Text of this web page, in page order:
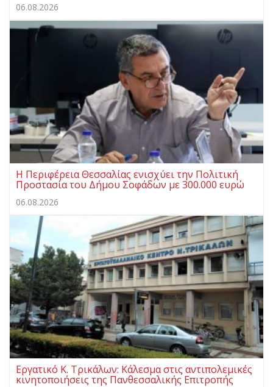
06.08.2026
Η Περιφέρεια Θεσσαλίας ενισχύει την Πολιτική
Προστασία του Δήμου Σοφάδων με 300.000 ευρώ
06.08.2026
Εργατικό Κ. Τρικάλων: Κάλεσμα στις αντιπολεμικές
κινητοποιήσεις της Πανθεσσαλικής Επιτροπής